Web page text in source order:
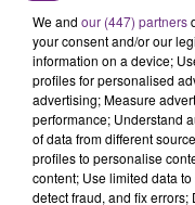
TITRES
15h48
15h48
We and our (447) partners
your consent and/or our
information on a device;
profiles for personalised
advertising; Measure
performance; Understand
of data from different
profiles to personalise
content; Use limited data
detect fraud, and fix